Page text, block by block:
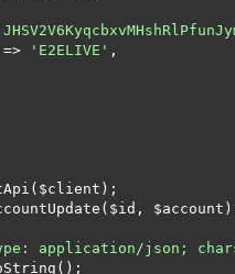
=> 'E2ELIVE' ,
application/json;